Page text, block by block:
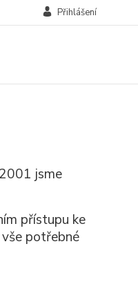
Přihlášení
jsme
přístupu ke
potřebné